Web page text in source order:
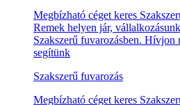
Megbízható céget keres
Remek helyen jár,
Szakszerű fuvarozásben. Hívjon
segítünk
Szakszerű fuvarozás
Megbízható céget keres